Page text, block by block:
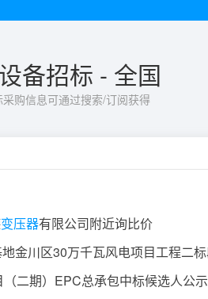
备招标 - 全国
购信息可通过搜索/订阅获得
变压器有限公司附近询比价
（二期）EPC总承包中标候选人公示